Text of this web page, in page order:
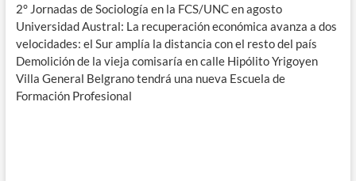
2° Jornadas de Sociología en la FCS/UNC en agosto
Universidad Austral: La recuperación económica avanza a dos
velocidades: el Sur amplía la distancia con el resto del país
Demolición de la vieja comisaría en calle Hipólito Yrigoyen
Villa General Belgrano tendrá una nueva Escuela de
Formación Profesional